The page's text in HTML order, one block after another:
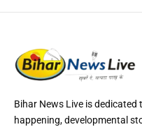
Bihar News Live is
happening, developmental